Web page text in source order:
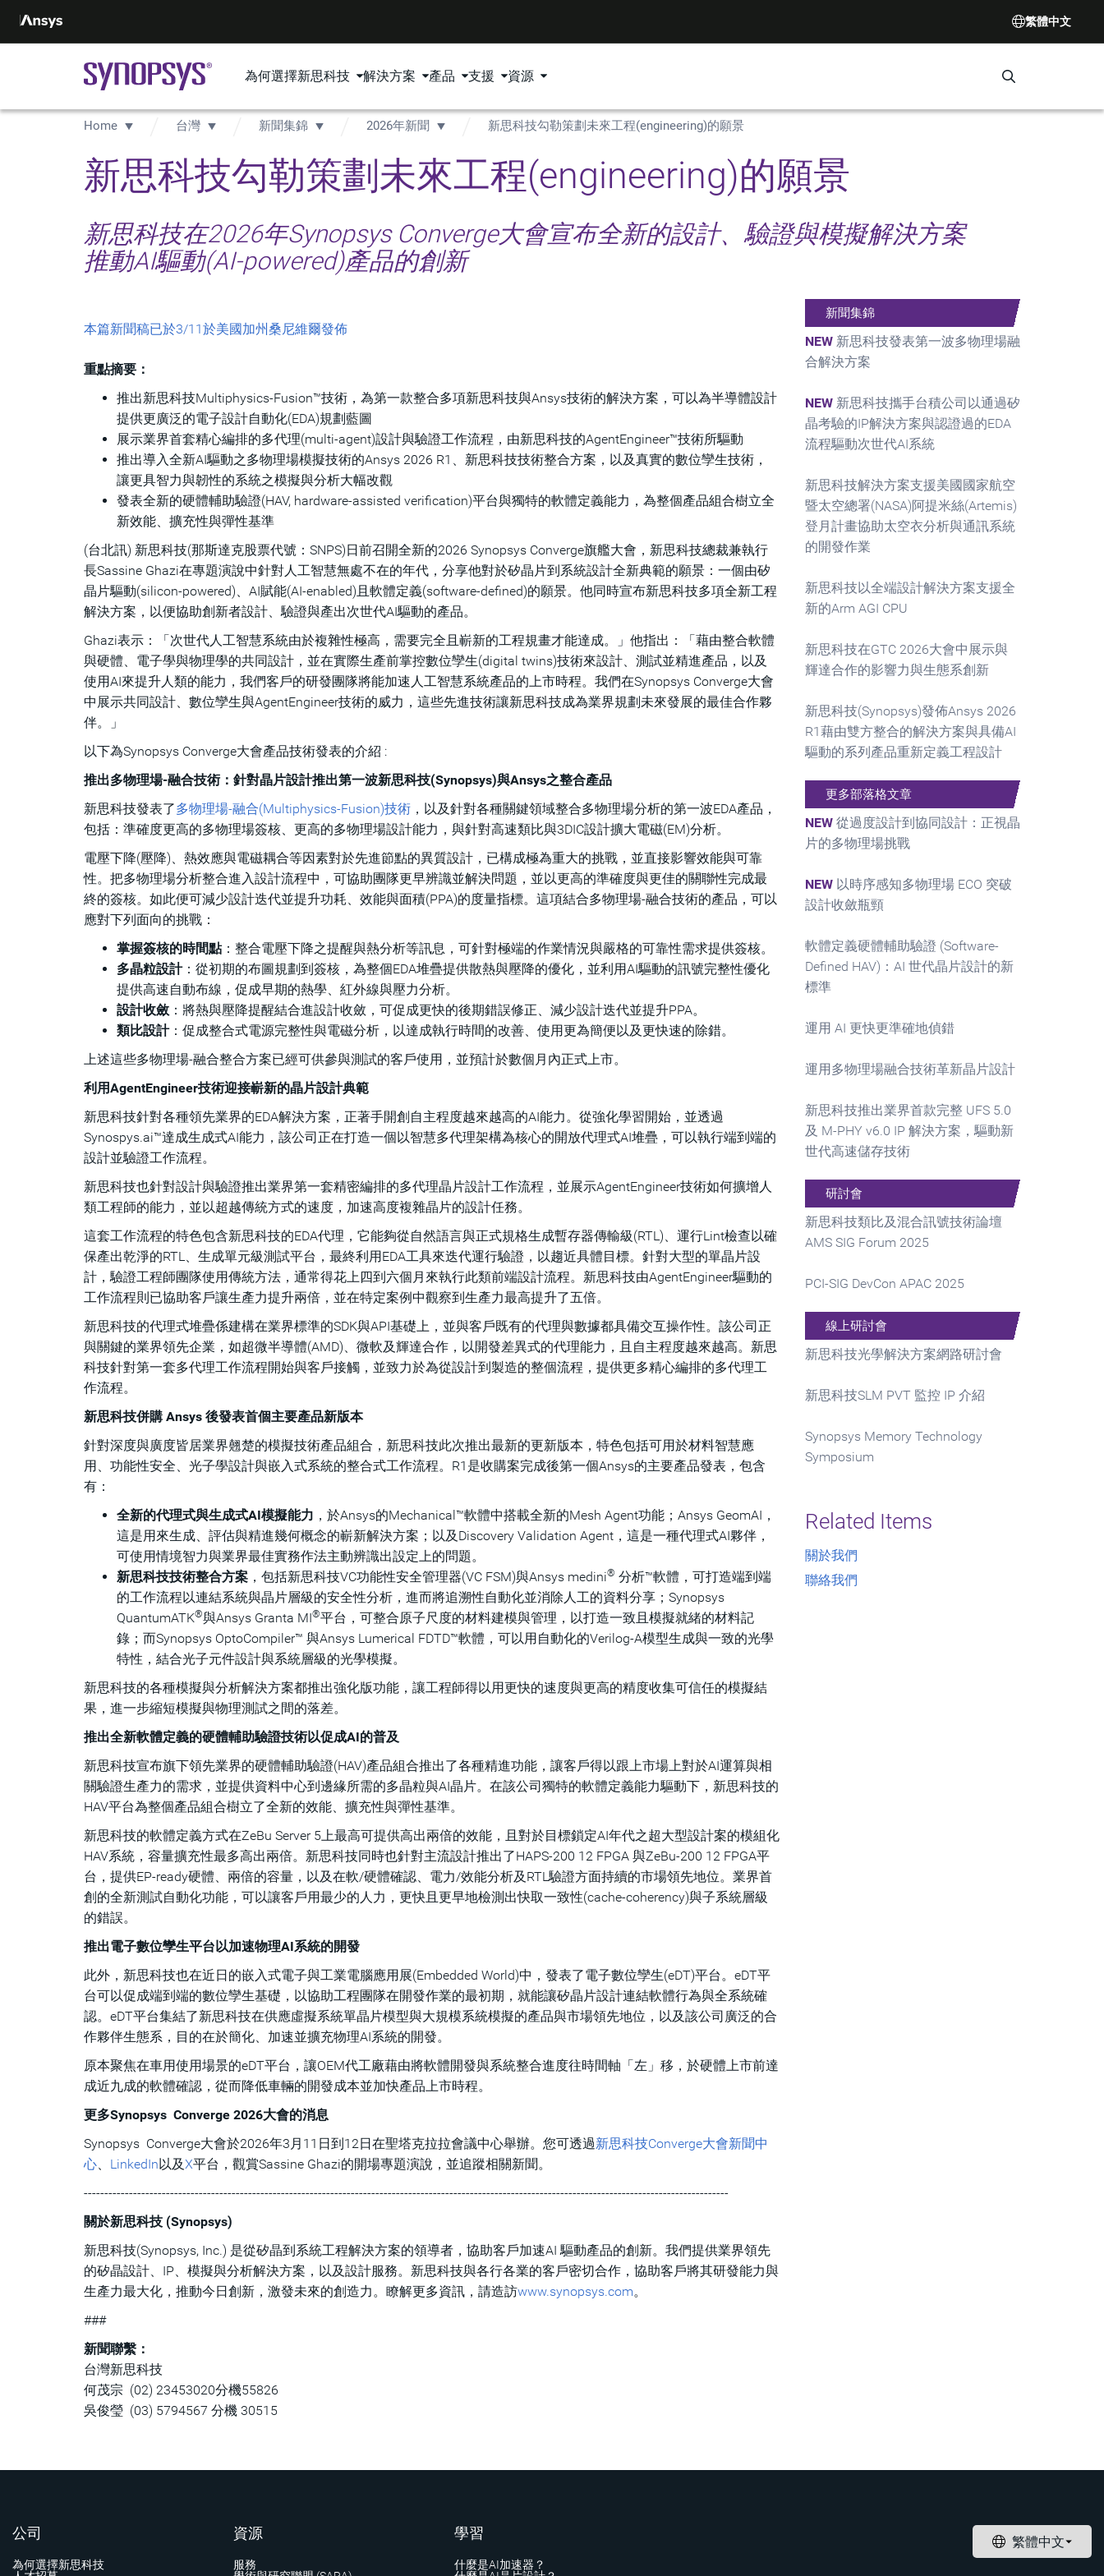
繁體中文
為何選擇新思科技 解決方案 產品 支援 資源 Search
Home 台灣 新聞集錦 2026年新聞 新思科技勾勒策劃未來工程(engineering)的願景
新思科技勾勒策劃未來工程(engineering)的願景
新思科技在2026年Synopsys Converge大會宣布全新的設計、驗證與模擬解決方案
推動AI驅動(AI-powered)產品的創新
本篇新聞稿已於3/11於美國加州桑尼維爾發佈
重點摘要：
推出新思科技Multiphysics-Fusion™技術，為第一款整合多項新思科技與Ansys技術的解決方案，可以為半導體設計
提供更廣泛的電子設計自動化(EDA)規劃藍圖
展示業界首套精心編排的多代理(multi-agent)設計與驗證工作流程，由新思科技的AgentEngineer™技術所驅動
推出導入全新AI驅動之多物理場模擬技術的Ansys 2026 R1、新思科技技術整合方案，以及真實的數位孿生技術，
讓更具智力與韌性的系統之模擬與分析大幅改觀
發表全新的硬體輔助驗證(HAV, hardware-assisted verification)平台與獨特的軟體定義能力，為整個產品組合樹立全
新效能、擴充性與彈性基準
(台北訊) 新思科技(那斯達克股票代號：SNPS)日前召開全新的2026 Synopsys Converge旗艦大會，新思科技總裁兼執行
長Sassine Ghazi在專題演說中針對人工智慧無處不在的年代，分享他對於矽晶片到系統設計全新典範的願景：一個由矽
晶片驅動(silicon-powered)、AI賦能(AI-enabled)且軟體定義(software-defined)的願景。他同時宣布新思科技多項全新工程
解決方案，以便協助創新者設計、驗證與產出次世代AI驅動的產品。
Ghazi表示：「次世代人工智慧系統由於複雜性極高，需要完全且嶄新的工程規畫才能達成。」他指出：「藉由整合軟體
與硬體、電子學與物理學的共同設計，並在實際生產前掌控數位孿生(digital twins)技術來設計、測試並精進產品，以及
使用AI來提升人類的能力，我們客戶的研發團隊將能加速人工智慧系統產品的上市時程。我們在Synopsys Converge大會
中展示共同設計、數位孿生與AgentEngineer技術的威力，這些先進技術讓新思科技成為業界規劃未來發展的最佳合作夥
伴。」
以下為Synopsys Converge大會產品技術發表的介紹 :
推出多物理場-融合技術：針對晶片設計推出第一波新思科技(Synopsys)與Ansys之整合產品
新思科技發表了多物理場-融合(Multiphysics-Fusion)技術 ，以及針對各種關鍵領域整合多物理場分析的第一波EDA產品，
包括：準確度更高的多物理場簽核、更高的多物理場設計能力，與針對高速類比與3DIC設計擴大電磁(EM)分析。
電壓下降(壓降)、熱效應與電磁耦合等因素對於先進節點的異質設計，已構成極為重大的挑戰，並直接影響效能與可靠
性。把多物理場分析整合進入設計流程中，可協助團隊更早辨識並解決問題，並以更高的準確度與更佳的關聯性完成最
終的簽核。如此便可減少設計迭代並提升功耗、效能與面積(PPA)的度量指標。這項結合多物理場-融合技術的產品，可以
應對下列面向的挑戰：
掌握簽核的時間點：整合電壓下降之提醒與熱分析等訊息，可針對極端的作業情況與嚴格的可靠性需求提供簽核。
多晶粒設計：從初期的布圖規劃到簽核，為整個EDA堆疊提供散熱與壓降的優化，並利用AI驅動的訊號完整性優化
提供高速自動布線，促成早期的熱學、紅外線與壓力分析。
設計收斂 ：將熱與壓降提醒結合進設計收斂，可促成更快的後期錯誤修正、減少設計迭代並提升PPA。
類比設計：促成整合式電源完整性與電磁分析，以達成執行時間的改善、使用更為簡便以及更快速的除錯。
上述這些多物理場-融合整合方案已經可供參與測試的客戶使用，並預計於數個月內正式上市。
利用AgentEngineer技術迎接嶄新的晶片設計典範
新思科技針對各種領先業界的EDA解決方案，正著手開創自主程度越來越高的AI能力。從強化學習開始，並透過
Synospys.ai™達成生成式AI能力，該公司正在打造一個以智慧多代理架構為核心的開放代理式AI堆疊，可以執行端到端的
設計並驗證工作流程。
新思科技也針對設計與驗證推出業界第一套精密編排的多代理晶片設計工作流程，並展示AgentEngineer技術如何擴增人
類工程師的能力，並以超越傳統方式的速度，加速高度複雜晶片的設計任務。
這套工作流程的特色包含新思科技的EDA代理，它能夠從自然語言與正式規格生成暫存器傳輸級(RTL)、運行Lint檢查以確
保產出乾淨的RTL、生成單元級測試平台，最終利用EDA工具來迭代運行驗證，以趨近具體目標。針對大型的單晶片設
計，驗證工程師團隊使用傳統方法，通常得花上四到六個月來執行此類前端設計流程。新思科技由AgentEngineer驅動的
工作流程則已協助客戶讓生產力提升兩倍，並在特定案例中觀察到生產力最高提升了五倍。
新思科技的代理式堆疊係建構在業界標準的SDK與API基礎上，並與客戶既有的代理與數據都具備交互操作性。該公司正
與關鍵的業界領先企業，如超微半導體(AMD)、微軟及輝達合作，以開發差異式的代理能力，且自主程度越來越高。新思
科技針對第一套多代理工作流程開始與客戶接觸，並致力於為從設計到製造的整個流程，提供更多精心編排的多代理工
作流程。
新思科技併購 Ansys 後發表首個主要產品新版本
針對深度與廣度皆居業界翹楚的模擬技術產品組合，新思科技此次推出最新的更新版本，特色包括可用於材料智慧應
用、功能性安全、光子學設計與嵌入式系統的整合式工作流程。R1是收購案完成後第一個Ansys的主要產品發表，包含
有：
全新的代理式與生成式AI模擬能力 ，於Ansys的Mechanical™軟體中搭載全新的Mesh Agent功能；Ansys GeomAI，
這是用來生成、評估與精進幾何概念的嶄新解決方案；以及Discovery Validation Agent，這是一種代理式AI夥伴，
可使用情境智力與業界最佳實務作法主動辨識出設定上的問題。
新思科技技術整合方案 ，包括新思科技VC功能性安全管理器(VC FSM)與Ansys medini® 分析™軟體，可打造端到端
的工作流程以連結系統與晶片層級的安全性分析，進而將追溯性自動化並消除人工的資料分享；Synopsys
QuantumATK®與Ansys Granta MI®平台，可整合原子尺度的材料建模與管理，以打造一致且模擬就緒的材料記
錄；而Synopsys OptoCompiler™ 與Ansys Lumerical FDTD™軟體，可以用自動化的Verilog-A模型生成與一致的光學
特性，結合光子元件設計與系統層級的光學模擬。
新思科技的各種模擬與分析解決方案都推出強化版功能，讓工程師得以用更快的速度與更高的精度收集可信任的模擬結
果，進一步縮短模擬與物理測試之間的落差。
推出全新軟體定義的硬體輔助驗證技術以促成AI的普及
新思科技宣布旗下領先業界的硬體輔助驗證(HAV)產品組合推出了各種精進功能，讓客戶得以跟上市場上對於AI運算與相
關驗證生產力的需求，並提供資料中心到邊緣所需的多晶粒與AI晶片。在該公司獨特的軟體定義能力驅動下，新思科技的
HAV平台為整個產品組合樹立了全新的效能、擴充性與彈性基準。
新思科技的軟體定義方式在ZeBu Server 5上最高可提供高出兩倍的效能，且對於目標鎖定AI年代之超大型設計案的模組化
HAV系統，容量擴充性最多高出兩倍。新思科技同時也針對主流設計推出了HAPS-200 12 FPGA 與ZeBu-200 12 FPGA平
台，提供EP-ready硬體、兩倍的容量，以及在軟/硬體確認、電力/效能分析及RTL驗證方面持續的市場領先地位。業界首
創的全新測試自動化功能，可以讓客戶用最少的人力，更快且更早地檢測出快取一致性(cache‑coherency)與子系統層級
的錯誤。
推出電子數位孿生平台以加速物理AI系統的開發
此外，新思科技也在近日的嵌入式電子與工業電腦應用展(Embedded World)中，發表了電子數位孿生(eDT)平台。eDT平
台可以促成端到端的數位孿生基礎，以協助工程團隊在開發作業的最初期，就能讓矽晶片設計連結軟體行為與全系統確
認。eDT平台集結了新思科技在供應虛擬系統單晶片模型與大規模系統模擬的產品與市場領先地位，以及該公司廣泛的合
作夥伴生態系，目的在於簡化、加速並擴充物理AI系統的開發。
原本聚焦在車用使用場景的eDT平台，讓OEM代工廠藉由將軟體開發與系統整合進度往時間軸「左」移，於硬體上市前達
成近九成的軟體確認，從而降低車輛的開發成本並加快產品上市時程。
更多Synopsys Converge 2026大會的消息
Synopsys Converge大會於2026年3月11日到12日在聖塔克拉拉會議中心舉辦。您可透過新思科技Converge大會新聞中
心、 LinkedIn以及X平台，觀賞Sassine Ghazi的開場專題演說，並追蹤相關新聞。
-------------------------------------------------------------------------------------------------------------------------------------------------------------
關於新思科技 (Synopsys)
新思科技(Synopsys, Inc.) 是從矽晶到系統工程解決方案的領導者，協助客戶加速AI 驅動產品的創新。我們提供業界領先
的矽晶設計、IP、模擬與分析解決方案，以及設計服務。新思科技與各行各業的客戶密切合作，協助客戶將其研發能力與
生產力最大化，推動今日創新，激發未來的創造力。瞭解更多資訊，請造訪www.synopsys.com。
###
新聞聯繫：
台灣新思科技
何茂宗 (02) 23453020分機55826
吳俊瑩 (03) 5794567 分機 30515
新聞集錦
NEW 新思科技發表第一波多物理場融
合解決方案
NEW 新思科技攜手台積公司以通過矽
晶考驗的IP解決方案與認證過的EDA
流程驅動次世代AI系統
新思科技解決方案支援美國國家航空
暨太空總署(NASA)阿提米絲(Artemis)
登月計畫協助太空衣分析與通訊系統
的開發作業
新思科技以全端設計解決方案支援全
新的Arm AGI CPU
新思科技在GTC 2026大會中展示與
輝達合作的影響力與生態系創新
新思科技(Synopsys)發佈Ansys 2026
R1藉由雙方整合的解決方案與具備AI
驅動的系列產品重新定義工程設計
更多部落格文章
NEW 從過度設計到協同設計：正視晶
片的多物理場挑戰
NEW 以時序感知多物理場 ECO 突破
設計收斂瓶頸
軟體定義硬體輔助驗證 (Software-
Defined HAV)：AI 世代晶片設計的新
標準
運用 AI 更快更準確地偵錯
運用多物理場融合技術革新晶片設計
新思科技推出業界首款完整 UFS 5.0
及 M-PHY v6.0 IP 解決方案，驅動新
世代高速儲存技術
研討會
新思科技類比及混合訊號技術論壇
AMS SIG Forum 2025
PCI-SIG DevCon APAC 2025
線上研討會
新思科技光學解決方案網路研討會
新思科技SLM PVT 監控 IP 介紹
Synopsys Memory Technology
Symposium
Related Items
關於我們
聯絡我們
公司
為何選擇新思科技
資源
服務
學習
什麼是AI加速器？